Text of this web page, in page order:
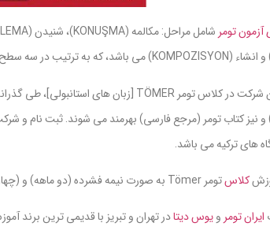
آزمون تومر
نیز کتاب تومر (مرجع فارسی) بهرمند می شوند. ثبت نام و
های ترکیه می باشد.
کلاستومر Tömer به صورت نیمه فشرده (دو ماهه) و (چهار ماهه) به صورت خصوصی و گروهی اجرا میشود.
ایران تومر و یوس دیتادر تهران و تبریز با قدیمی ترین برند